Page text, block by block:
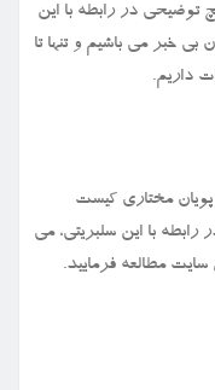
توضیحی در رابطه با این
بی خبر می باشیم و تنها تا
داریم.
پویان مختاری کیست
رابطه با این سلبریتی، می
مطالعه فرمایید.